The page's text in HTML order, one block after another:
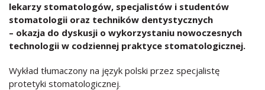
lekarzy stomatologów, specjalistów i studentów
stomatologii oraz techników dentystycznych
– okazja do dyskusji o wykorzystaniu nowoczesnych
technologii w codziennej praktyce stomatologicznej.
Wykład tłumaczony na język polski przez specjalistę
protetyki stomatologicznej.